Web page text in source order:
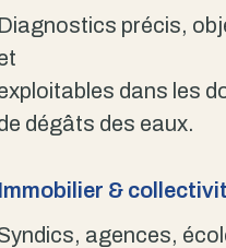
Diagnostics précis,
dans les
dégâts des eaux.
Immobilier &
agences,